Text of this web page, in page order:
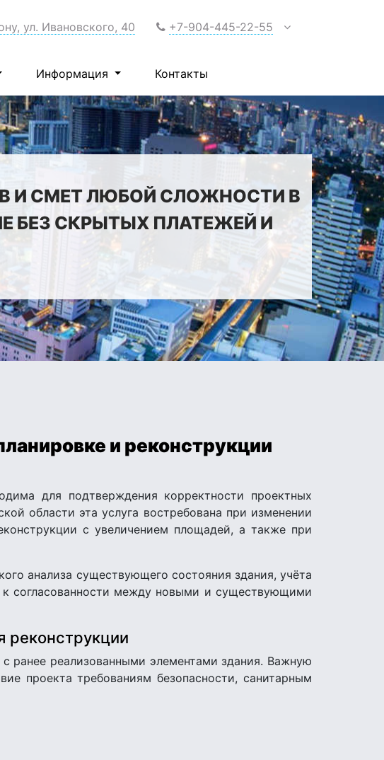
ул. Ивановского, 40 +7-904-445-22-55
Информация Контакты
И СМЕТ ЛЮБОЙ СЛОЖНОСТИ В
БЕЗ СКРЫТЫХ ПЛАТЕЖЕЙ И
и реконструкции
для подтверждения корректности проектных
области эта услуга востребована при изменении
с увеличением площадей, а также при
анализа существующего состояния здания, учёта
согласованности между новыми и существующими
реконструкции
ранее реализованными элементами здания. Важную
проекта требованиям безопасности, санитарным